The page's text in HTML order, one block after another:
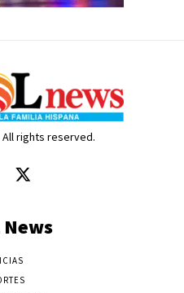
All rights reserved.
News